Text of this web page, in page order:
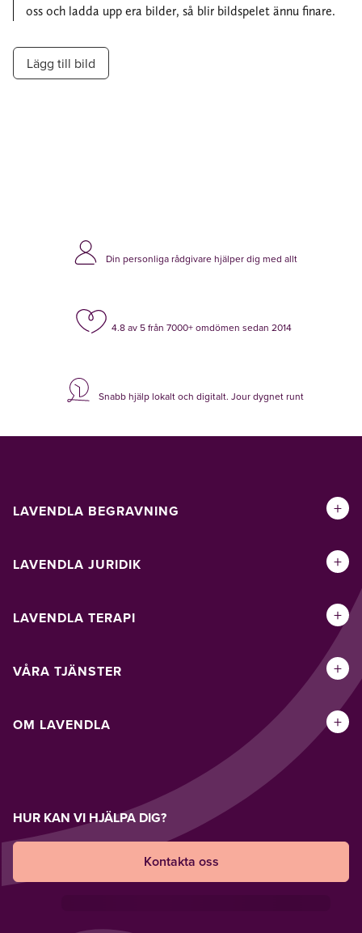
oss och ladda upp era bilder, så blir bildspelet ännu finare.
Lägg till bild
Din personliga rådgivare hjälper dig med allt
4.8 av 5 från 7000+ omdömen sedan 2014
Snabb hjälp lokalt och digitalt. Jour dygnet runt
LAVENDLA BEGRAVNING +
LAVENDLA JURIDIK +
LAVENDLA TERAPI +
VÅRA TJÄNSTER +
OM LAVENDLA +
HUR KAN VI HJÄLPA DIG?
Kontakta oss